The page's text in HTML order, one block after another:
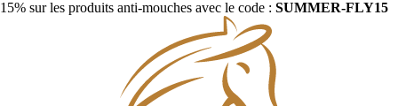
15% sur les produits anti-mouches avec le code : SUMMER-FLY15